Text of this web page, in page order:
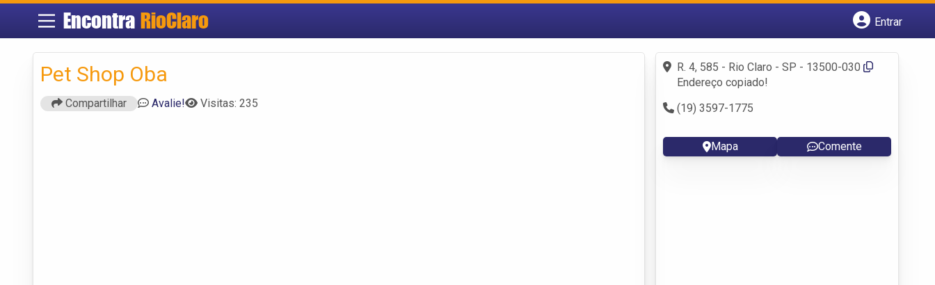
Encontra RioClaro
Entrar
Fazer login
Criar conta
Pet Shop Oba
Compartilhar Avalie! Visitas: 235
R. 4, 585 - Rio Claro - SP - 13500-030
Endereço copiado!
(19) 3597-1775
Mapa Comente